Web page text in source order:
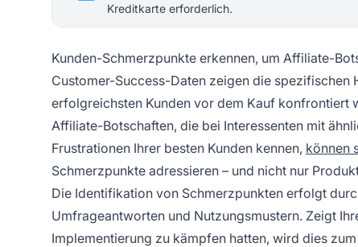
Kreditkarte erforderlich.
Kunden-Schmerzpunkte erkennen, um Affiliate-
Customer-Success-Daten zeigen die
erfolgreichsten Kunden vor dem Kauf konfrontiert
Affiliate-Botschaften, die bei Interessenten mit
Frustrationen Ihrer besten Kunden kennen, können
Schmerzpunkte adressieren – und nicht nur
Die Identifikation von Schmerzpunkten erfolgt
Umfrageantworten und Nutzungsmustern. Zeigt
Implementierung zu kämpfen hatten, wird dies